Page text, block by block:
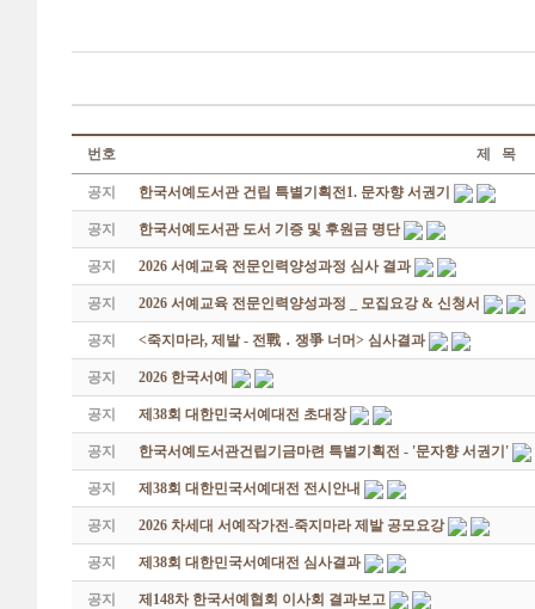
번호 제 목
공지 한국서예도서관 건립 특별기획전1. 문자향 서권기
공지 한국서예도서관 도서 기증 및 후원금 명단
공지 2026 서예교육 전문인력양성과정 심사 결과
공지 2026 서예교육 전문인력양성과정 _ 모집요강 & 신청서
공지 <죽지마라, 제발 - 전戰 ․ 쟁爭 너머> 심사결과
공지 2026 한국서예
공지 제38회 대한민국서예대전 초대장
공지 한국서예도서관건립기금마련 특별기획전 - '문자향 서권기'
공지 제38회 대한민국서예대전 전시안내
공지 2026 차세대 서예작가전-죽지마라 제발 공모요강
공지 제38회 대한민국서예대전 심사결과
공지 제148차 한국서예협회 이사회 결과보고